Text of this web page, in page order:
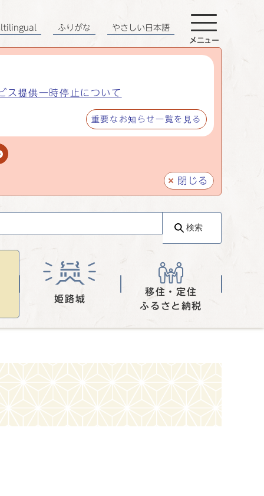
ス提供一時停止について
重要なお知らせ一覧を見る
閉じる
ふりがな やさしい日本語
メニュー
検索
姫路城
移住・定住
ふるさと納税